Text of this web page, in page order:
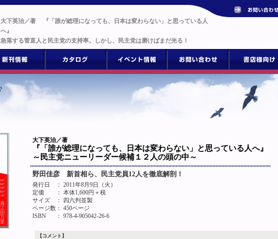
大下英治／著 『「誰が総理になっても、日本は変わらない」と思っている人
へ』
急落する菅直人と民主党の支持率。しかし、民主党は磨けばまだ光る！
大下英治／著
『「誰が総理になっても、日本は変わらない」と思っている人へ』
～民主党ニューリーダー候補１２人の頭の中～
野田佳彦 新首相ら、民主党員12人を徹底解剖！
発行日
： 2011年8月9日（火）
定価
： 本体1,600円＋税
サイズ
： 四六判並製
ページ数： 450ページ
ISBN
： 978-4-905042-26-6
【コメント】